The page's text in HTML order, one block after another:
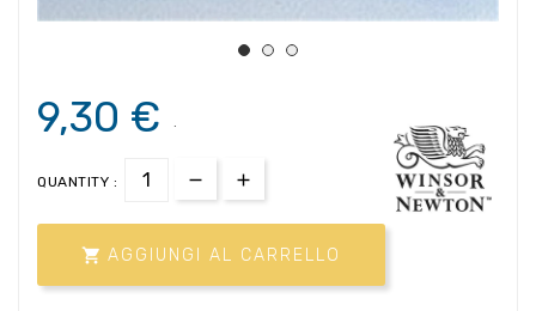
9,30 € .
QUANTITY :
 AGGIUNGI AL CARRELLO